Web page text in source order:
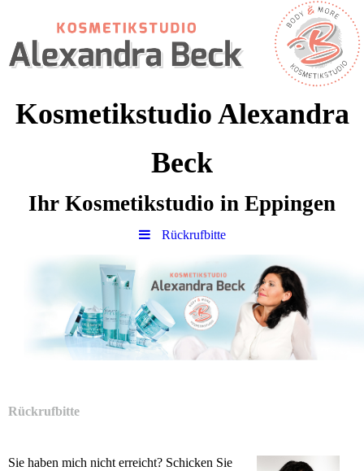
Kosmetikstudio Alexandra
Beck
Ihr Kosmetikstudio in Eppingen
Rückrufbitte
Rückrufbitte
Sie haben mich nicht erreicht? Schicken Sie